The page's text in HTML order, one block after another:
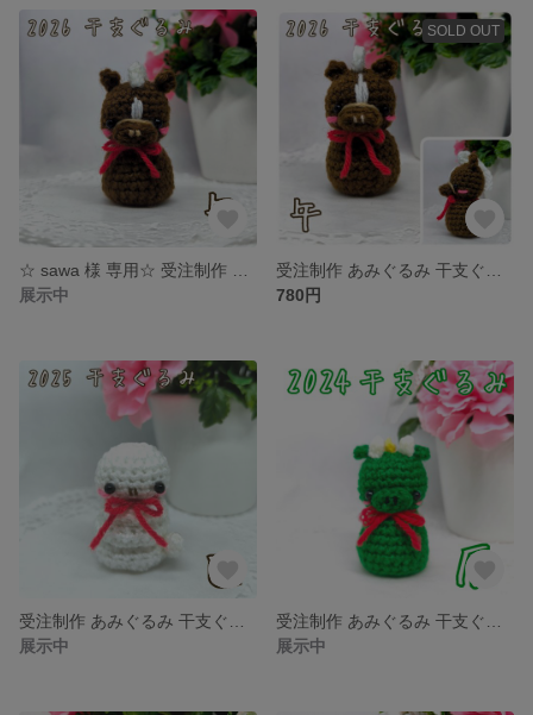
展示中
SOLD OUT
780円
展示中
展示中